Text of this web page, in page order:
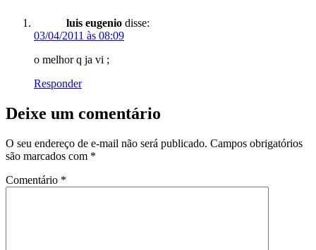
luis eugenio disse:
03/04/2011 às 08:09
o melhor q ja vi ;
Responder
Deixe um comentário
O seu endereço de e-mail não será publicado. Campos obrigatórios
são marcados com *
Comentário *